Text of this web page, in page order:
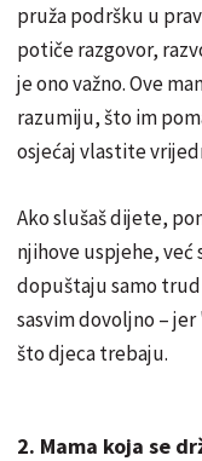
pruža podršku u
potiče razgovor,
je ono važno. Ove
razumiju, što im
osjećaj vlastite
Ako slušaš dijete,
njihove uspjehe,
dopuštaju samo
sasvim dovoljno –
što djeca trebaju.
2. Mama koja se